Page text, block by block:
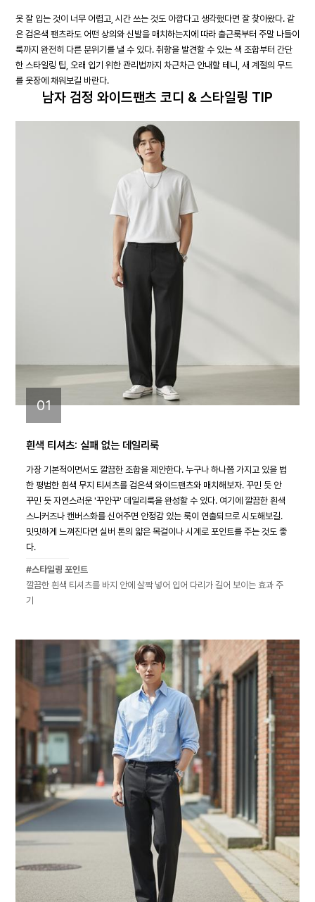
옷 잘 입는 것이 너무 어렵고, 시간 쓰는 것도 아깝다고 생각했다면 잘 찾아왔다. 같
은 검은색 팬츠라도 어떤 상의와 신발을 매치하는지에 따라 출근룩부터 주말 나들이
룩까지 완전히 다른 분위기를 낼 수 있다. 취향을 발견할 수 있는 색 조합부터 간단
한 스타일링 팁, 오래 입기 위한 관리법까지 차근차근 안내할 테니, 새 계절의 무드
를 옷장에 채워보길 바란다.
남자 검정 와이드팬츠 코디 & 스타일링 TIP
01
흰색 티셔츠: 실패 없는 데일리룩
가장 기본적이면서도 깔끔한 조합을 제안한다. 누구나 하나쯤 가지고 있을 법
한 평범한 흰색 무지 티셔츠를 검은색 와이드팬츠와 매치해보자. 꾸민 듯 안
꾸민 듯 자연스러운 '꾸안꾸' 데일리룩을 완성할 수 있다. 여기에 깔끔한 흰색
스니커즈나 캔버스화를 신어주면 안정감 있는 룩이 연출되므로 시도해보길.
밋밋하게 느껴진다면 실버 톤의 얇은 목걸이나 시계로 포인트를 주는 것도 좋
다.
#스타일링 포인트
깔끔한 흰색 티셔츠를 바지 안에 살짝 넣어 입어 다리가 길어 보이는 효과 주
기